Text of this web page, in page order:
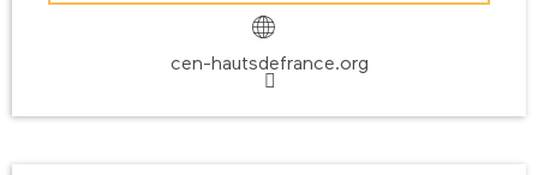
cen-hautsdefrance.org